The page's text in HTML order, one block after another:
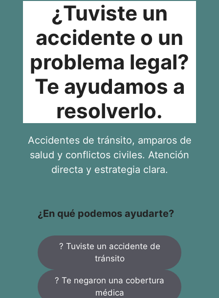
¿Tuviste un
accidente o un
problema legal?
Te ayudamos a
resolverlo.
Accidentes de tránsito, amparos de
salud y conflictos civiles. Atención
directa y estrategia clara.
¿En qué podemos ayudarte?
? Tuviste un accidente de
tránsito
? Te negaron una cobertura
médica